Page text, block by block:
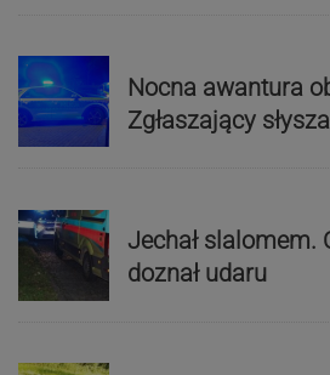
Nocna awantura
Zgłaszający
Jechał slalomem.
doznał udaru